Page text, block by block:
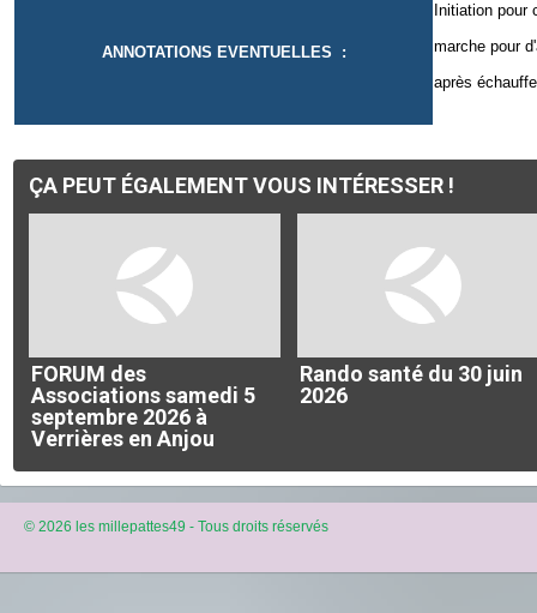
ANNOTATIONS EVENTUELLES :
Initiation pour
marche pour
après
ÇA PEUT ÉGALEMENT VOUS INTÉRESSER !
FORUM des
Associations samedi 5
septembre 2026 à
Verrières en Anjou
Rando santé du 30 juin
2026
© 2026 les millepattes49 - Tous droits réservés